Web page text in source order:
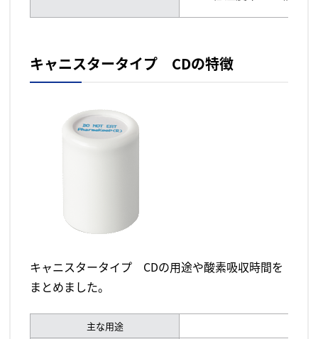
キャニスタータイプ CDの特徴
キャニスタータイプ CDの用途や酸素吸収時間を
まとめました。
主な用途